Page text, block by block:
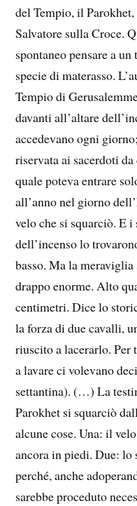
del Tempio, il
Salvatore sulla Croce.
spontaneo pensare a
specie di materasso.
Tempio di
davanti all’altare
accedevano ogni
riservata ai sacerdoti
quale poteva entrare
all’anno nel giorno
velo che si squarciò. E
dell’incenso lo
basso. Ma la
drappo enorme. Alto
centimetri. Dice lo
la forza di due cavalli,
riuscito a lacerarlo.
a lavare ci volevano
settantina). (…) La
Parokhet si squarciò
alcune cose. Una: il
ancora in piedi. Due:
perché, anche
sarebbe proceduto